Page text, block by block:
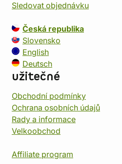
Sledovat objednávku
Česká republika
Slovensko
English
Deutsch
užitečné
Obchodní podmínky
Ochrana osobních údajů
Rady a informace
Velkoobchod
Affiliate program